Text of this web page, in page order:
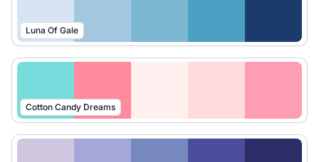
Luna Of Gale
Cotton Candy Dreams